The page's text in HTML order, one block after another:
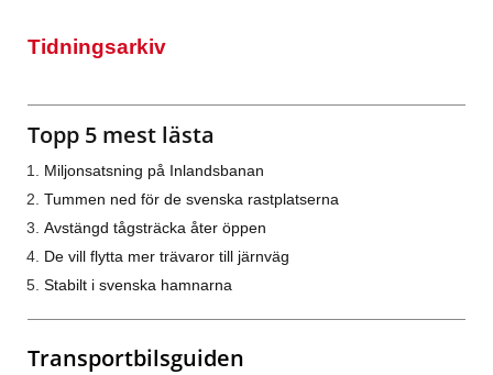
Tidningsarkiv
Topp 5 mest lästa
Miljonsatsning på Inlandsbanan
Tummen ned för de svenska rastplatserna
Avstängd tågsträcka åter öppen
De vill flytta mer trävaror till järnväg
Stabilt i svenska hamnarna
Transportbilsguiden